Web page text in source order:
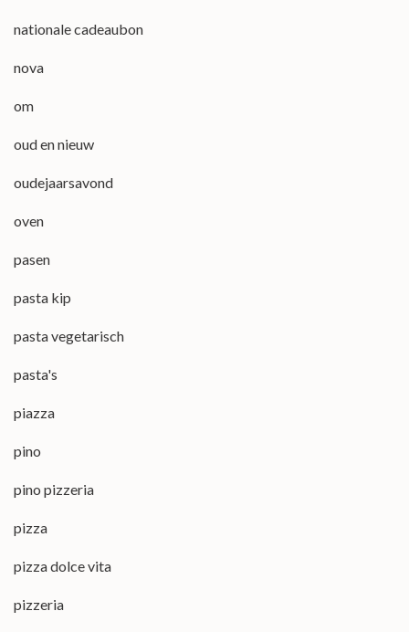
nationale cadeaubon
nova
om
oud en nieuw
oudejaarsavond
oven
pasen
pasta kip
pasta vegetarisch
pasta's
piazza
pino
pino pizzeria
pizza
pizza dolce vita
pizzeria